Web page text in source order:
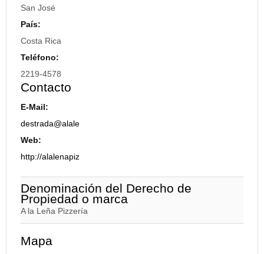
San José
País:
Costa Rica
Teléfono:
2219-4578
Contacto
E-Mail:
destrada@alalenapizzeria.com
Web:
http://alalenapizzeria.com/
Denominación del Derecho de
Propiedad o marca
A la Leña Pizzería
Mapa